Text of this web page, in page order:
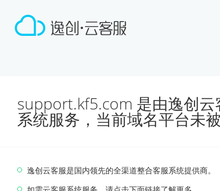
support.kf5.com 是由逸创
系统服务，当前域名平台未
逸创云客服是国内领先的全渠道整合客服系统提供商。